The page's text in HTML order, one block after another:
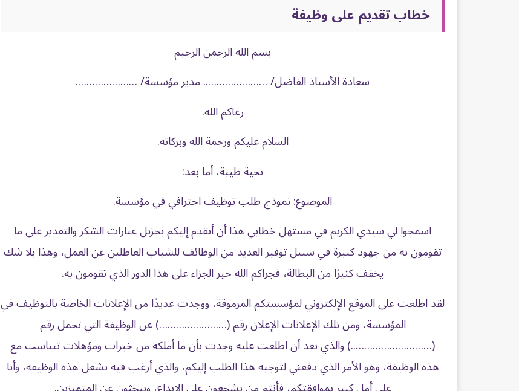
خطاب تقديم على وظيفة
بسم الله الرحمن الرحيم
سعادة الأستاذ الفاضل/ ………………….. مدير مؤسسة/ ………………….
رعاكم الله.
السلام عليكم ورحمة الله وبركاته.
تحية طيبة، أما بعد:
الموضوع: نموذج طلب توظيف احترافي في مؤسسة.
اسمحوا لي سيدي الكريم في مستهل خطابي هذا أن أتقدم إليكم بجزيل عبارات الشكر والتقدير على ما
تقومون به من جهود كبيرة في سبيل توفير العديد من الوظائف للشباب العاطلين عن العمل، وهذا بلا شك
يخفف كثيرًا من البطالة، فجزاكم الله خير الجزاء على هذا الدور الذي تقومون به.
لقد اطلعت على الموقع الإلكتروني لمؤسستكم المرموقة، ووجدت عديدًا من الإعلانات الخاصة بالتوظيف في
المؤسسة، ومن تلك الإعلانات الإعلان رقم (……………………) عن الوظيفة التي تحمل رقم
(………………………..) والذي بعد أن اطلعت عليه وجدت بأن ما أملكه من خبرات ومؤهلات تتناسب مع
هذه الوظيفة، وهو الأمر الذي دفعني لتوجيه هذا الطلب إليكم، والذي أرغب فيه بشغل هذه الوظيفة، وأنا